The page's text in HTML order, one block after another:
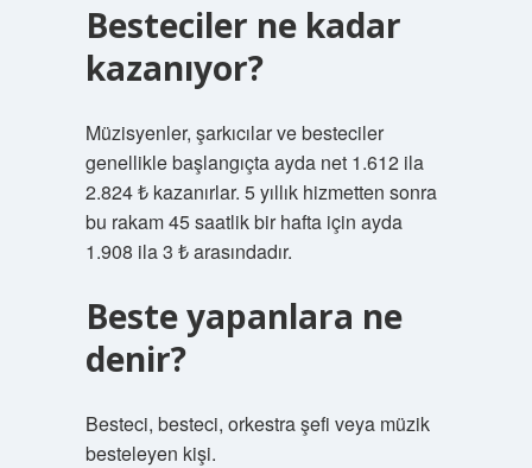
Besteciler ne kadar
kazanıyor?
Müzisyenler, şarkıcılar ve besteciler
genellikle başlangıçta ayda net 1.612 ila
2.824 ₺ kazanırlar. 5 yıllık hizmetten sonra
bu rakam 45 saatlik bir hafta için ayda
1.908 ila 3 ₺ arasındadır.
Beste yapanlara ne
denir?
Besteci, besteci, orkestra şefi veya müzik
besteleyen kişi.